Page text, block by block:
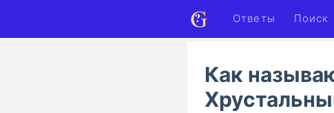
Ответы Поиск
Как